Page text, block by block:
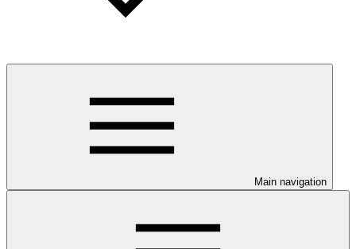
Main navigation